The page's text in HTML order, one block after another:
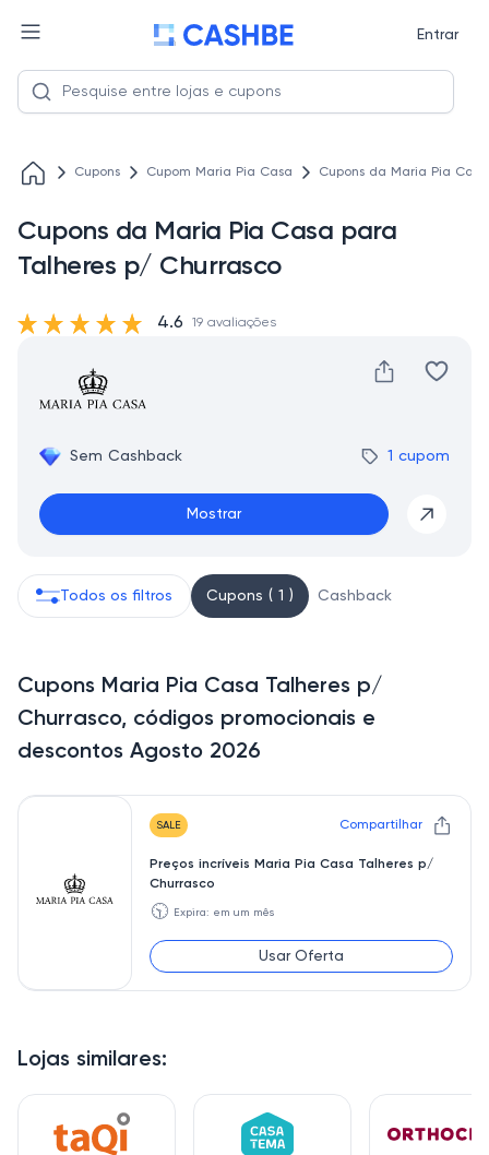
Entrar
Cupons Cupom Maria Pia Casa Cupons da Maria Pia
Cupons da Maria Pia Casa para
Talheres p/ Churrasco
Sem Cashback 1 cupom
Mostrar
4.6 19 avaliações
Lojas similares:
Todos os filtros Cupons ( 1 ) Cashback
Cupons Maria Pia Casa Talheres p/
Churrasco, códigos promocionais e
descontos Agosto 2026
SALE Compartilhar
Preços incríveis Maria Pia Casa Talheres p/
Churrasco
🕥 Expira: em um mês
Usar Oferta